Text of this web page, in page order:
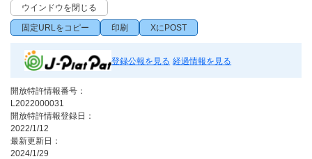
ウインドウを閉じる
固定URLをコピー 印刷 XにPOST
登録公報を見る 経過情報を見る
開放特許情報番号：
L2022000031
開放特許情報登録日：
2022/1/12
最新更新日：
2024/1/29